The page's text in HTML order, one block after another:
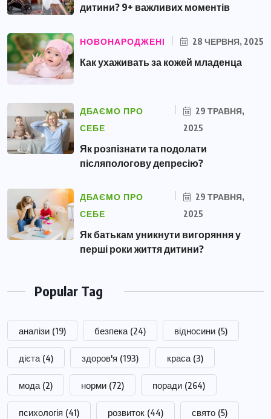
дитини? 9+ важливих моментів
НОВОНАРОДЖЕНІ 28 ЧЕРВНЯ, 2025
Как ухаживать за кожей младенца
ДБАЄМО ПРО
СЕБЕ
29 ТРАВНЯ,
2025
Як розпізнати та подолати
післяпологову депресію?
ДБАЄМО ПРО
СЕБЕ
29 ТРАВНЯ,
2025
Як батькам уникнути вигоряння у
перші роки життя дитини?
Popular Tag
аналізи (19) безпека (24) відносини (5)
дієта (4) здоров'я (193) краса (3)
мода (2) норми (72) поради (264)
психологія (41) розвиток (44) свято (5)